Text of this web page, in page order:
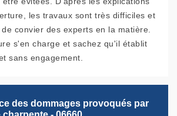
les travaux sont très difficiles et
convier des experts en la matière.
s'en charge et sachez qu'il établit
sans engagement.
des dommages provoqués par